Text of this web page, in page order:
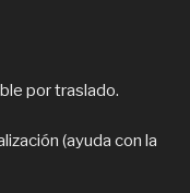
por traslado.
(ayuda con la